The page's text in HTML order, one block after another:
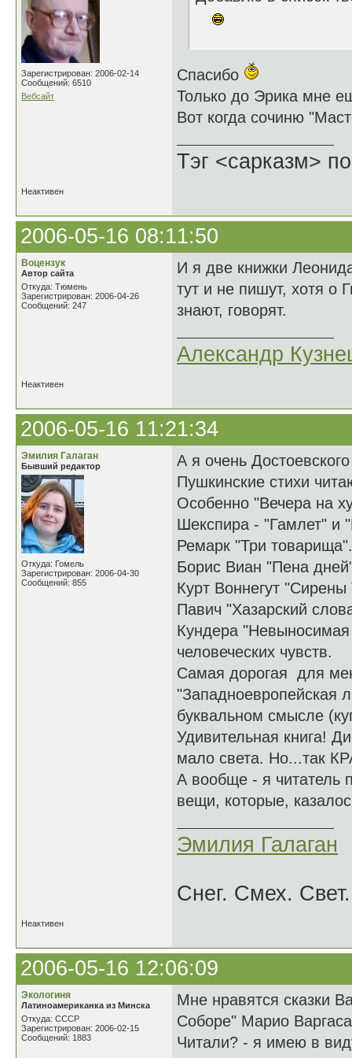
Зарегистрирован: 2006-02-14
Сообщений: 6510
Вебсайт
Спасибо
Только до Эрика мне
Вот когда сочиню
Тэг <сарказм>
Неактивен
2006-05-16 08:11:50
Воцензук
Автор сайта
Откуда: Тюмень
Зарегистрирован: 2006-04-26
Сообщений: 247
И я две книжки
тут и не пишут, хотя о
знают, говорят.
Александр
Неактивен
2006-05-16 11:21:34
Эмилия Галаган
Бывший редактор
Откуда: Гомель
Зарегистрирован: 2006-04-30
Сообщений: 855
А я очень
Пушкинские стихи
Особенно "Вечера на
Шекспира - "Гамлет" и
Ремарк "Три товарища".
Борис Виан "Пена
Курт Воннегут
Павич "Хазарский
Кундера "Невыносимая
человеческих чувств.
Самая дорогая для
"Западноевропейская
буквальном смысле
Удивительная книга!
мало света. Но...так
А вообще - я читатель
вещи, которые,
Эмилия Галаган
Снег. Смех. Свет.
Неактивен
2006-05-16 12:06:09
Экологиня
Латиноамериканка из Минска
Откуда: СССР
Зарегистрирован: 2006-02-15
Сообщений: 1883
Мне нравятся сказки
Соборе" Марио
Читали? - я имею в